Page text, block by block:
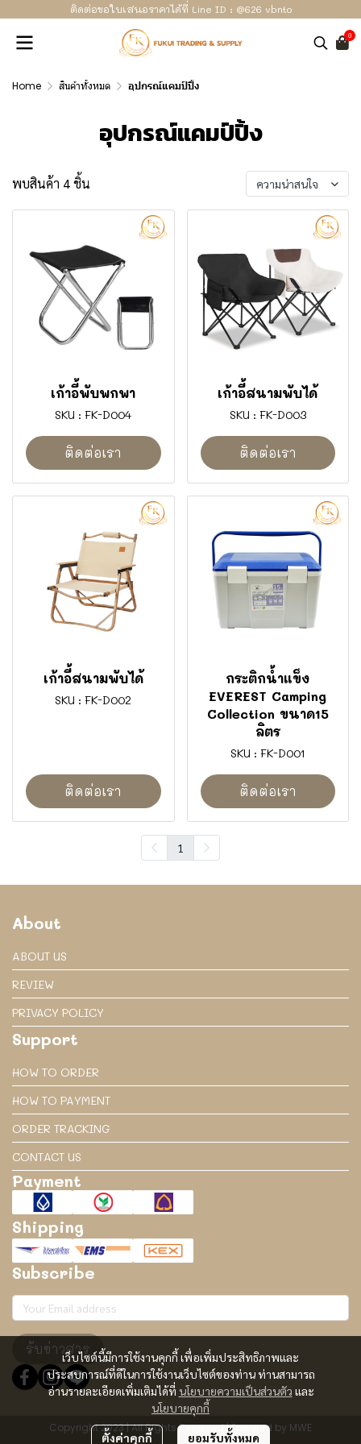
ติดต่อขอใบเสนอราคาได้ที่ Line ID : @626 vbnto
0
Home สินค้าทั้งหมด อุปกรณ์แคมป์ปิ้ง
อุปกรณ์แคมป์ปิ้ง
พบสินค้า 4 ชิ้น ความน่าสนใจ
เก้าอี้พับพกพา
SKU : FK-D004
ติดต่อเรา
เก้าอี้สนามพับได้
SKU : FK-D003
ติดต่อเรา
เก้าอี้สนามพับได้
SKU : FK-D002
ติดต่อเรา
กระติกน้ำแข็ง
EVEREST Camping
Collection ขนาด15
ลิตร
SKU : FK-D001
ติดต่อเรา
1
เว็บไซต์นี้มีการใช้งานคุกกี้ เพื่อเพิ่มประสิทธิภาพและ
ประสบการณ์ที่ดีในการใช้งานเว็บไซต์ของท่าน ท่านสามารถ
อ่านรายละเอียดเพิ่มเติมได้ที่ นโยบายความเป็นส่วนตัว และ
นโยบายคุกกี้
ตั้งค่าคุกกี้ ยอมรับทั้งหมด
About
ABOUT US
REVIEW
PRIVACY POLICY
Support
HOW TO ORDER
HOW TO PAYMENT
ORDER TRACKING
CONTACT US
Payment
Shipping
Subscribe
รับข่าวสาร
Copyright 2023 | All Rights Reserved | Powered by MWE